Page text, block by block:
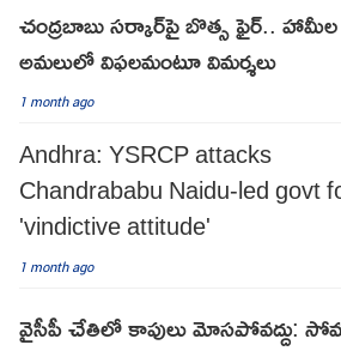
చంద్రబాబు సర్కార్‌పై బొత్స ఫైర్.. హామీల
అమలులో విఫలమంటూ విమర్శలు
1 month ago
Andhra: YSRCP attacks
Chandrababu Naidu-led govt
'vindictive attitude'
1 month ago
వైసీపీ చేతిలో కాపులు మోసపోవద్దు: